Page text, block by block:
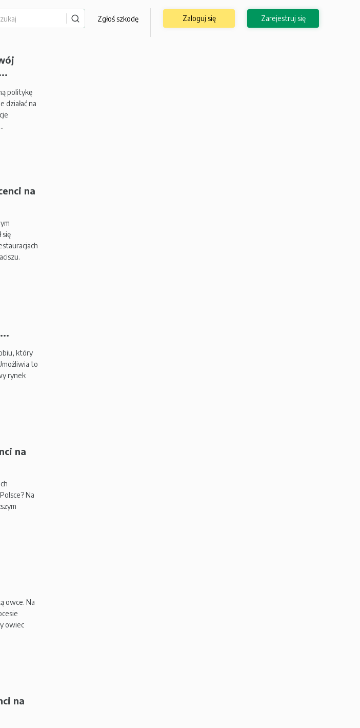
Zgłoś szkodę Zaloguj się Zarejestruj się
politykę
działać na
na
się
który
to
rynek
na
Na
owce. Na
owiec
na